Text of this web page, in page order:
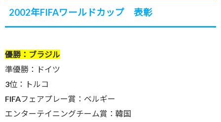
2002年FIFAワールドカップ 表彰
優勝：ブラジル
準優勝：ドイツ
3位：トルコ
FIFAフェアプレー賞：ベルギー
エンターテイニングチーム賞：韓国